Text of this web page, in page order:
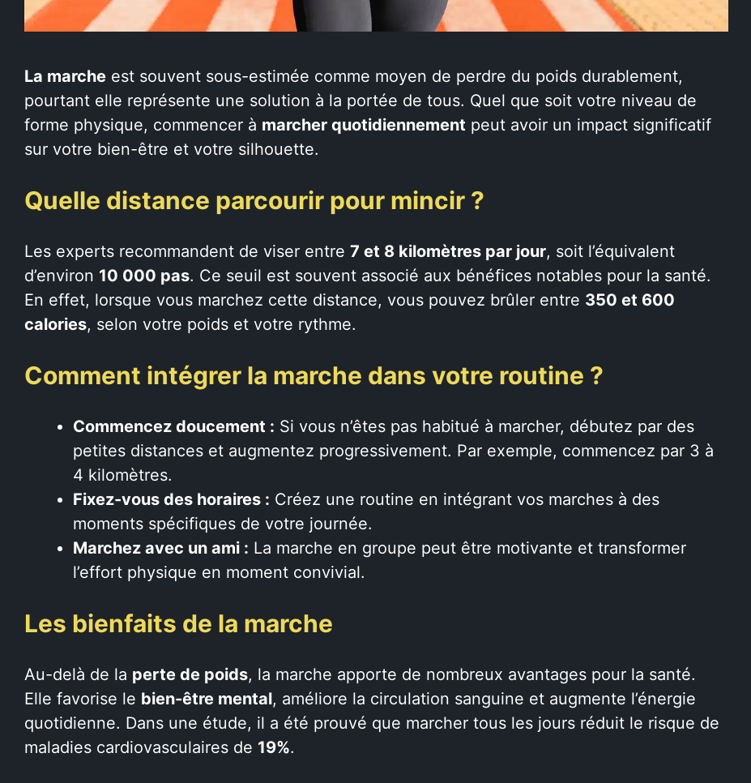
La marche est souvent sous-estimée comme moyen de perdre du poids durablement,
pourtant elle représente une solution à la portée de tous. Quel que soit votre niveau de
forme physique, commencer à marcher quotidiennement peut avoir un impact significatif
sur votre bien-être et votre silhouette.
Quelle distance parcourir pour mincir ?
Les experts recommandent de viser entre 7 et 8 kilomètres par jour, soit l’équivalent
d’environ 10 000 pas. Ce seuil est souvent associé aux bénéfices notables pour la santé.
En effet, lorsque vous marchez cette distance, vous pouvez brûler entre 350 et 600
calories, selon votre poids et votre rythme.
Comment intégrer la marche dans votre routine ?
Commencez doucement : Si vous n’êtes pas habitué à marcher, débutez par des
petites distances et augmentez progressivement. Par exemple, commencez par 3 à
4 kilomètres.
Fixez-vous des horaires : Créez une routine en intégrant vos marches à des
moments spécifiques de votre journée.
Marchez avec un ami : La marche en groupe peut être motivante et transformer
l’effort physique en moment convivial.
Les bienfaits de la marche
Au-delà de la perte de poids, la marche apporte de nombreux avantages pour la santé.
Elle favorise le bien-être mental, améliore la circulation sanguine et augmente l’énergie
quotidienne. Dans une étude, il a été prouvé que marcher tous les jours réduit le risque de
maladies cardiovasculaires de 19%.